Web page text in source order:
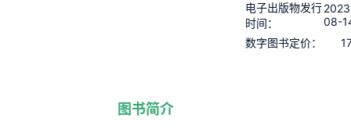
电子出版物发行
时间：
08-
数字图书定价：
图书简介